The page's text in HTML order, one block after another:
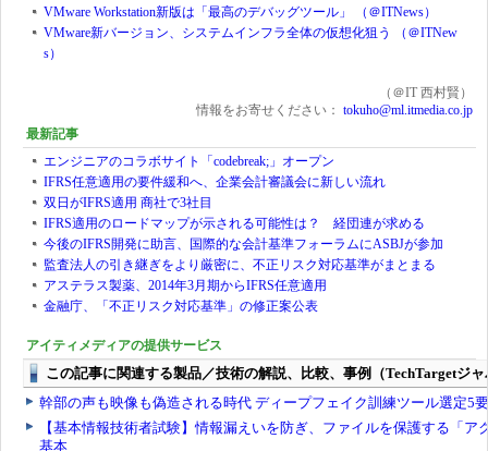
VMware Workstation新版は「最高のデバッグツール」 （＠ITNews）
VMware新バージョン、システムインフラ全体の仮想化狙う （＠ITNew
s）
（＠IT 西村賢）
情報をお寄せください： tokuho@ml.itmedia.co.jp
最新記事
エンジニアのコラボサイト「codebreak;」オープン
IFRS任意適用の要件緩和へ、企業会計審議会に新しい流れ
双日がIFRS適用 商社で3社目
IFRS適用のロードマップが示される可能性は？ 経団連が求める
今後のIFRS開発に助言、国際的な会計基準フォーラムにASBJが参加
監査法人の引き継ぎをより厳密に、不正リスク対応基準がまとまる
アステラス製薬、2014年3月期からIFRS任意適用
金融庁、「不正リスク対応基準」の修正案公表
アイティメディアの提供サービス